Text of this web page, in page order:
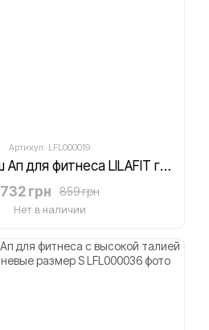
Артикул: LFL000019
Лосины Пуш Ап для фитнеса LILAFIT голубые размер S
859 грн
732 грн
Нет в наличии